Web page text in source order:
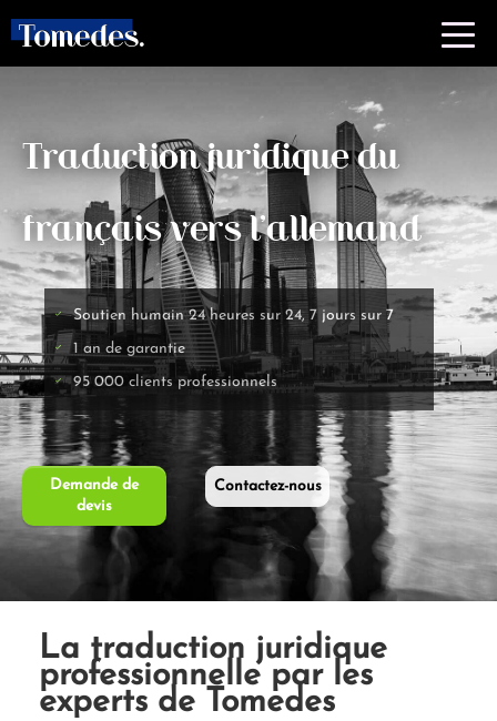
Traduction juridique du
français vers l'allemand
Soutien humain 24 heures sur 24, 7 jours sur 7
1 an de garantie
95 000 clients professionnels
Demande de
devis
Contactez-nous
La traduction juridique
professionnelle par les
experts de Tomedes